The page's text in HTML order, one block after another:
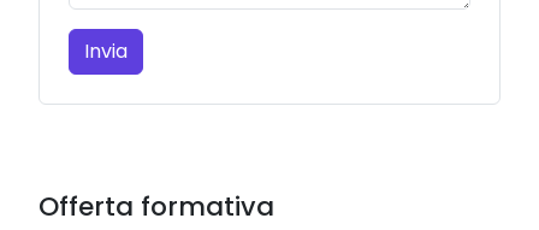
Invia
Offerta formativa